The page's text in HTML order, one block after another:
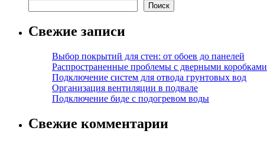
Поиск
Свежие записи
Выбор покрытий для стен: от обоев до панелей
Распространенные проблемы с дверными коробками
Подключение систем для отвода грунтовых вод
Организация вентиляции в подвале
Подключение биде с подогревом воды
Свежие комментарии